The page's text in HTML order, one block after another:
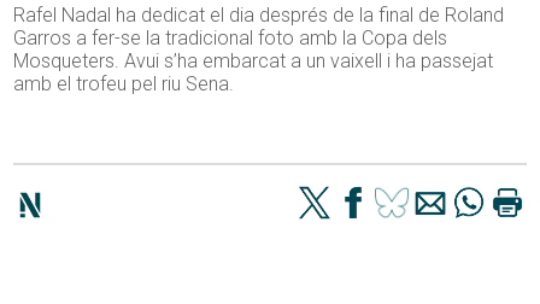
Rafel Nadal ha dedicat el dia després de la final de Roland
Garros a fer-se la tradicional foto amb la Copa dels
Mosqueters. Avui s’ha embarcat a un vaixell i ha passejat
amb el trofeu pel riu Sena.